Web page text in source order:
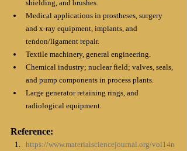
shielding, and brushes.
Medical applications in prostheses, surgery
and x-ray equipment, implants, and
tendon/ligament repair.
Textile machinery, general engineering.
Chemical industry; nuclear field; valves, seals,
and pump components in process plants.
Large generator retaining rings, and
radiological equipment.
Reference:
https://www.materialsciencejournal.org/vol14n